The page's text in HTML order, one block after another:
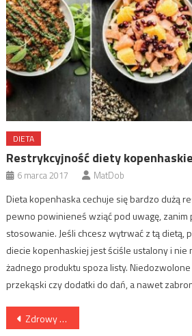
DIETA
Restrykcyjność diety
6 marca 2017 MatDob
Dieta kopenhaska cechuje się bardzo dużą
pewno powinieneś wziąć pod uwagę, zanim
stosowanie. Jeśli chcesz wytrwać z tą dietą,
diecie kopenhaskiej jest ściśle ustalony i nie
żadnego produktu spoza listy.
przekąski czy dodatki do dań, a nawet
Nawigacja
Zdrowy sen to prawidłowe funkcjonowanie